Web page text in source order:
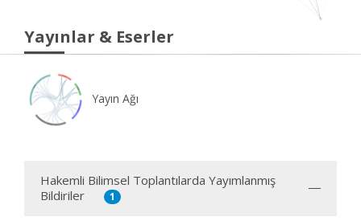
Yayınlar & Eserler
Yayın Ağı
Hakemli Bilimsel Toplantılarda Yayımlanmış
Bildiriler
1